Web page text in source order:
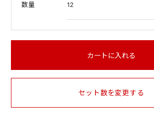
数量 12
カートに入れる
セット数を変更する